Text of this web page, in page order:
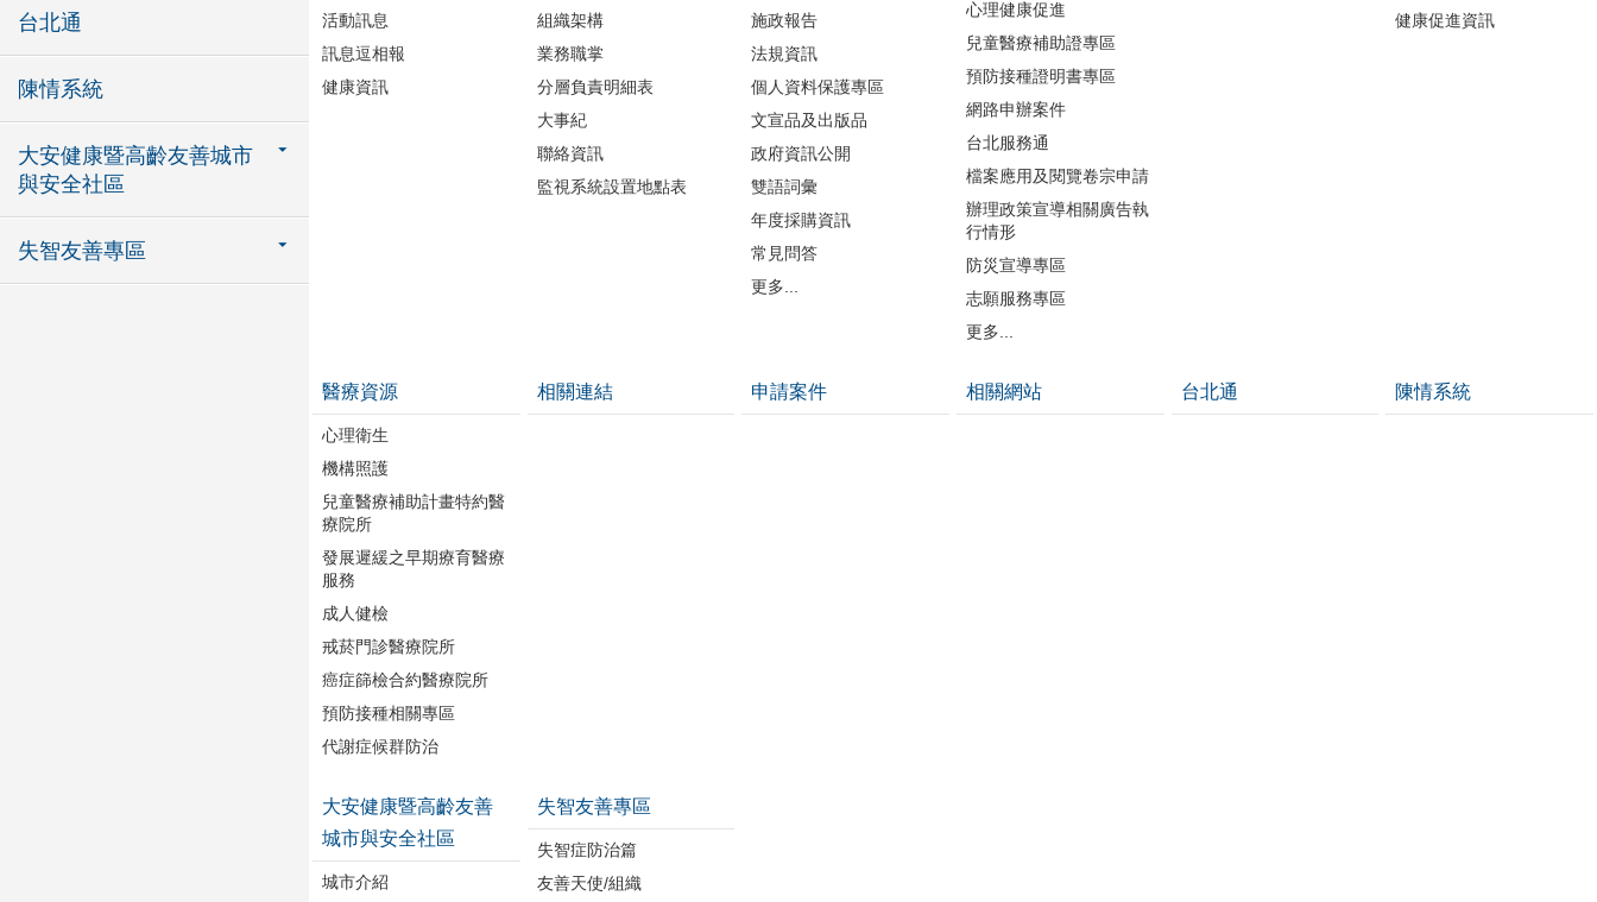
台北通
陳情系統
大安健康暨高齡友善城市
與安全社區
失智友善專區
活動訊息
訊息逗相報
健康資訊
組織架構
業務職掌
分層負責明細表
大事紀
聯絡資訊
監視系統設置地點表
施政報告
法規資訊
個人資料保護專區
文宣品及出版品
政府資訊公開
雙語詞彙
年度採購資訊
常見問答
更多...
心理健康促進
兒童醫療補助證專區
預防接種證明書專區
網路申辦案件
台北服務通
檔案應用及閱覽卷宗申請
辦理政策宣導相關廣告執
行情形
防災宣導專區
志願服務專區
更多...
健康促進資訊
醫療資源
心理衛生
機構照護
兒童醫療補助計畫特約醫
療院所
發展遲緩之早期療育醫療
服務
成人健檢
戒菸門診醫療院所
癌症篩檢合約醫療院所
預防接種相關專區
代謝症候群防治
相關連結 申請案件 相關網站 台北通 陳情系統
大安健康暨高齡友善
城市與安全社區
城市介紹
失智友善專區
失智症防治篇
友善天使/組織